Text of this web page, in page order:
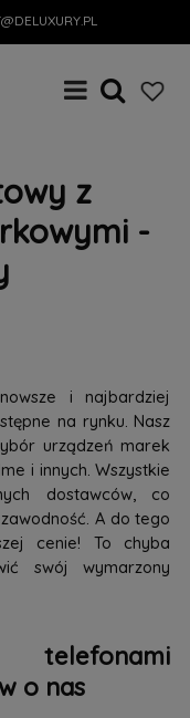
z
-
i najbardziej
na rynku. Nasz
urządzeń marek
i innych. Wszystkie
dostawców, co
A do tego
cenie! To chyba
swój wymarzony
o nas